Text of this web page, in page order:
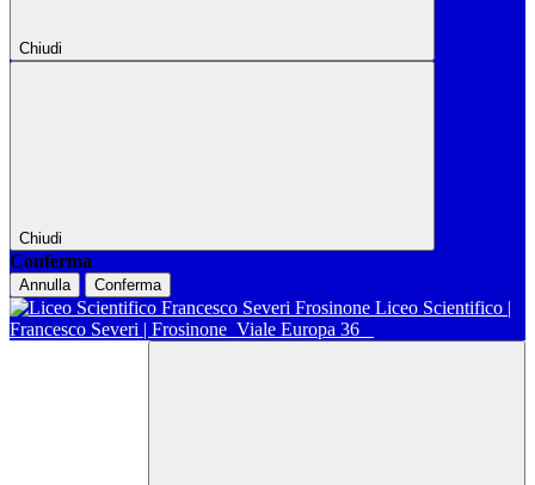
Chiudi
Chiudi
Conferma
Annulla Conferma
Liceo Scientifico |
Francesco Severi | Frosinone Viale Europa 36